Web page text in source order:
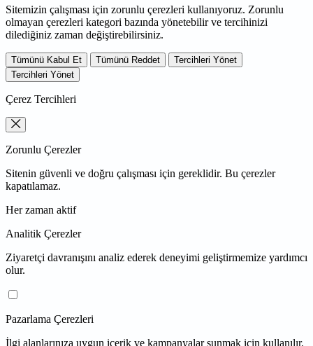
Sitemizin çalışması için zorunlu çerezleri kullanıyoruz. Zorunlu
olmayan çerezleri kategori bazında yönetebilir ve tercihinizi
dilediğiniz zaman değiştirebilirsiniz.
Tümünü Kabul Et Tümünü Reddet
Tercihleri Yönet
Tercihleri Yönet
Çerez Tercihleri
Zorunlu Çerezler
Sitenin güvenli ve doğru çalışması için gereklidir. Bu çerezler
kapatılamaz.
Her zaman aktif
Analitik Çerezler
Ziyaretçi davranışını analiz ederek deneyimi geliştirmemize yardımcı
olur.
Pazarlama Çerezleri
İlgi alanlarınıza uygun içerik ve kampanyalar sunmak için kullanılır.